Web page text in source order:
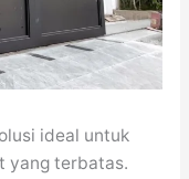
ideal untuk
yang terbatas.